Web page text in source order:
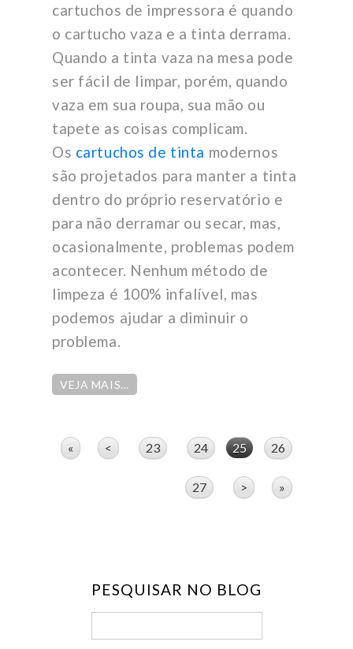
cartuchos de impressora é quando
o cartucho vaza e a tinta derrama.
Quando a tinta vaza na mesa pode
ser fácil de limpar, porém, quando
vaza em sua roupa, sua mão ou
tapete as coisas complicam.
Os cartuchos de tinta modernos
são projetados para manter a tinta
dentro do próprio reservatório e
para não derramar ou secar, mas,
ocasionalmente, problemas podem
acontecer. Nenhum método de
limpeza é 100% infalível, mas
podemos ajudar a diminuir o
problema.
VEJA MAIS…
« < 23 24 25 26
27 > »
PESQUISAR NO BLOG